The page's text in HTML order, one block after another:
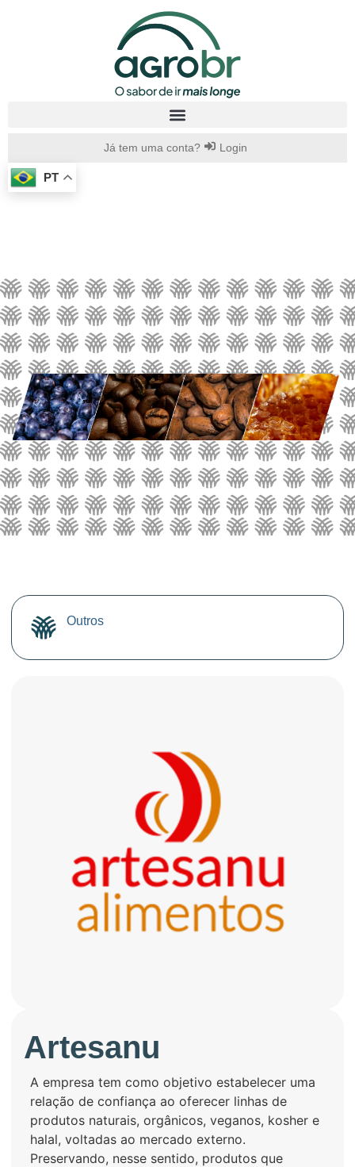
Já tem uma conta? Login
PT
Outros
Artesanu
A empresa tem como objetivo estabelecer uma
relação de confiança ao oferecer linhas de
produtos naturais, orgânicos, veganos, kosher e
halal, voltadas ao mercado externo.
Preservando, nesse sentido, produtos que